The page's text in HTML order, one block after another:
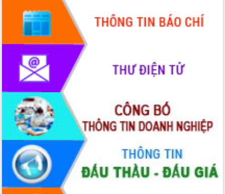
Tháo gỡ những vướng mắc, đẩy mạnh
công tác cải cách thủ tục hành chính
tại Trung tâm Phục vụ hành chính
công tỉnh
Đắk Lắk: Tôn vinh 46 giải pháp tại Hội
thi Sáng tạo Kỹ thuật 2024 - 2025
Đắk Lắk rà soát, điều chỉnh Đề án 190
về phát triển nuôi trồng thủy sản
Phó Chủ tịch UBND tỉnh Đắk Lắk
Trương Công Thái kiểm tra thực địa
Dự án cao tốc Khánh Hòa - Buôn Ma
Thuột
Định vị cà phê Việt Nam như một “di
sản sống” trong dòng chảy toàn cầu
Xây dựng nông thôn mới: Nâng cao đời
sống người dân từ những mô hình thiết
thực
Quyết liệt tháo gỡ vướng mắc, đẩy